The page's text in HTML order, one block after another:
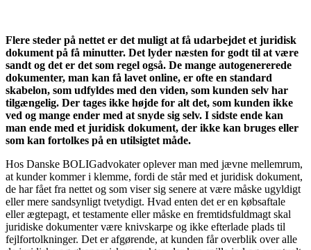
Flere steder på nettet er det muligt at få udarbejdet et juridisk
dokument på få minutter. Det lyder næsten for godt til at være
sandt og det er det som regel også. De mange autogenererede
dokumenter, man kan få lavet online, er ofte en standard
skabelon, som udfyldes med den viden, som kunden selv har
tilgængelig. Der tages ikke højde for alt det, som kunden ikke
ved og mange ender med at snyde sig selv. I sidste ende kan
man ende med et juridisk dokument, der ikke kan bruges eller
som kan fortolkes på en utilsigtet måde.
Hos Danske BOLIGadvokater oplever man med jævne mellemrum,
at kunder kommer i klemme, fordi de står med et juridisk dokument,
de har fået fra nettet og som viser sig senere at være måske ugyldigt
eller mere sandsynligt tvetydigt. Hvad enten det er en købsaftale
eller ægtepagt, et testamente eller måske en fremtidsfuldmagt skal
juridiske dokumenter være knivskarpe og ikke efterlade plads til
fejlfortolkninger. Det er afgørende, at kunden får overblik over alle